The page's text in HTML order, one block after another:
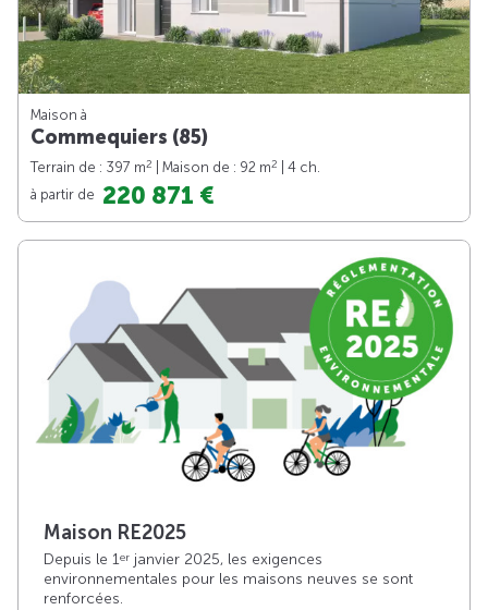
Maison à
Commequiers (85)
Terrain de : 397 m2 | Maison de : 92 m2
| 4 ch.
à partir de 220 871 €
Maison RE2025
Depuis le 1er janvier 2025, les exigences
environnementales pour les maisons neuves se sont
renforcées.